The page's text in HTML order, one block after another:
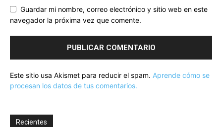
Guardar mi nombre, correo electrónico y sitio web en este
navegador la próxima vez que comente.
Este sitio usa Akismet para reducir el spam. Aprende cómo se
procesan los datos de tus comentarios.
Recientes